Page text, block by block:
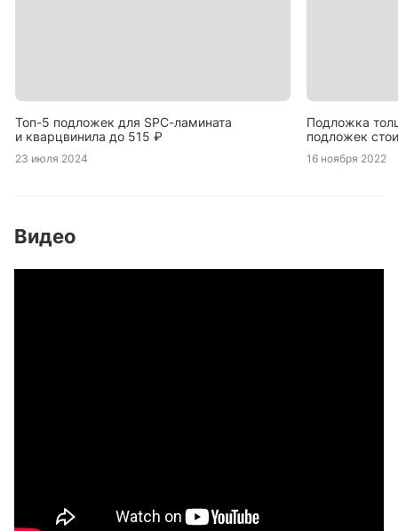
Топ-5 подложек для SPC-ламината
и кварцвинила до 515 ₽
23 июля 2024
Подложка
подложек
16 ноября 2022
Видео